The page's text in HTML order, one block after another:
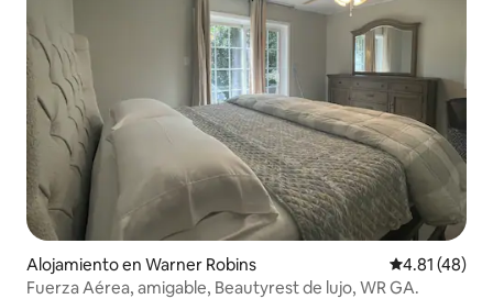
Alojamiento en Warner Robins Calificación
4.81 (48)
Fuerza Aérea, amigable, Beautyrest de lujo, WR GA.